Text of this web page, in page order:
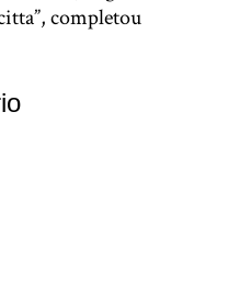
completou